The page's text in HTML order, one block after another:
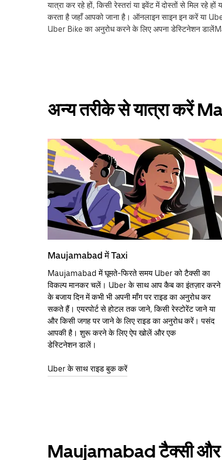
यात्रा कर रहे हों, किसी रेस्तरां या इवेंट में दोस्तों से मिल रहे
करता है जहाँ आपको जाना है। ऑनलाइन साइन इन करें या
Uber Bike का अनुरोध करने के लिए अपना डेस्टिनेशन
अन्य तरीके से यात्रा करें
Maujamabad में Taxi
Maujamabad में घूमते-फिरते समय Uber को टैक्सी का
विकल्प मानकर चलें। Uber के साथ आप कैब का इंतज़ार करने
के बजाय दिन में कभी भी अपनी माँग पर राइड का अनुरोध कर
सकते हैं। एयरपोर्ट से होटल तक जाने, किसी रेस्टोरेंट जाने या
और किसी जगह पर जाने के लिए राइड का अनुरोध करें। पसंद
आपकी है। शुरू करने के लिए ऐप खोलें और एक
डेस्टिनेशन डालें।
Uber के साथ राइड बुक करें
Maujamabad टैक्सी और